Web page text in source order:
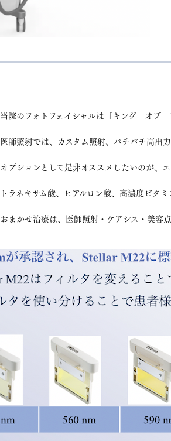
当院のフォトフェイシャルは『キング オブ
医師照射では、カスタム照射、バチバチ高出
オプションとして是非オススメしたいのが、
トラネキサム酸、ヒアルロン酸、高濃度ビタ
おまかせ治療は、医師照射・ケアシス・美容